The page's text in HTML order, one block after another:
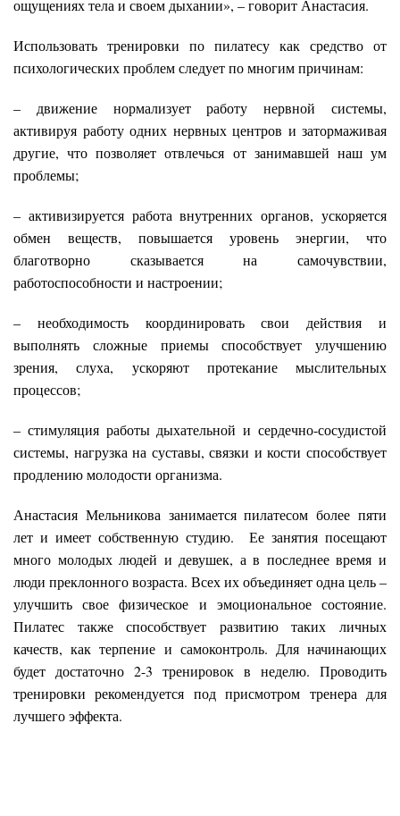
ощущениях тела и своем дыхании», – говорит Анастасия.
Использовать тренировки по пилатесу как средство от
психологических проблем следует по многим причинам:
– движение нормализует работу нервной системы,
активируя работу одних нервных центров и затормаживая
другие, что позволяет отвлечься от занимавшей наш ум
проблемы;
– активизируется работа внутренних органов, ускоряется
обмен веществ, повышается уровень энергии, что
благотворно сказывается на самочувствии,
работоспособности и настроении;
– необходимость координировать свои действия и
выполнять сложные приемы способствует улучшению
зрения, слуха, ускоряют протекание мыслительных
процессов;
– стимуляция работы дыхательной и сердечно-сосудистой
системы, нагрузка на суставы, связки и кости способствует
продлению молодости организма.
Анастасия Мельникова занимается пилатесом более пяти
лет и имеет собственную студию. Ее занятия посещают
много молодых людей и девушек, а в последнее время и
люди преклонного возраста. Всех их объединяет одна цель –
улучшить свое физическое и эмоциональное состояние.
Пилатес также способствует развитию таких личных
качеств, как терпение и самоконтроль. Для начинающих
будет достаточно 2-3 тренировок в неделю. Проводить
тренировки рекомендуется под присмотром тренера для
лучшего эффекта.